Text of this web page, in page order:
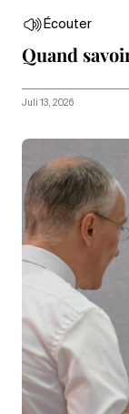
Écouter
Quand
Juli 13, 2026